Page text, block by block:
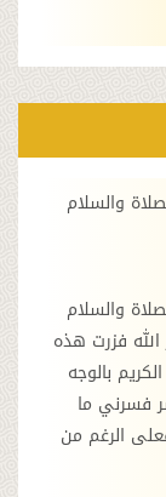
بسم الله
بسم الله
على من لا
جمعية تحفيظ
الملكي أمير